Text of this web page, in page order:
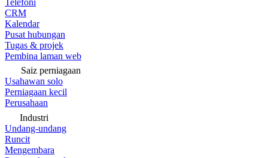
Telefoni
CRM
Kalendar
Pusat hubungan
Tugas & projek
Pembina laman web
Saiz perniagaan
Usahawan solo
Perniagaan kecil
Perusahaan
Industri
Undang-undang
Runcit
Mengembara